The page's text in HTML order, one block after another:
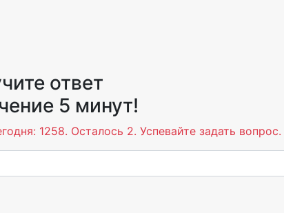
ответ
5 минут!
1258. Осталось 2. Успевайте задать вопрос.